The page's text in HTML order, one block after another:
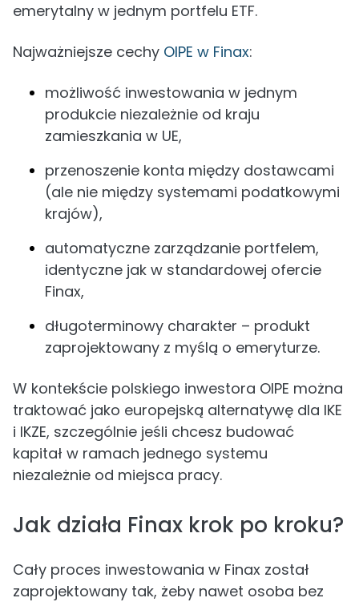
emerytalny w jednym portfelu ETF.
Najważniejsze cechy OIPE w Finax:
możliwość inwestowania w jednym
produkcie niezależnie od kraju
zamieszkania w UE,
przenoszenie konta między dostawcami
(ale nie między systemami podatkowymi
krajów),
automatyczne zarządzanie portfelem,
identyczne jak w standardowej ofercie
Finax,
długoterminowy charakter – produkt
zaprojektowany z myślą o emeryturze.
W kontekście polskiego inwestora OIPE można
traktować jako europejską alternatywę dla IKE
i IKZE, szczególnie jeśli chcesz budować
kapitał w ramach jednego systemu
niezależnie od miejsca pracy.
Jak działa Finax krok po kroku?
Cały proces inwestowania w Finax został
zaprojektowany tak, żeby nawet osoba bez